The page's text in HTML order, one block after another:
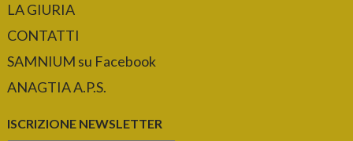
LA GIURIA
CONTATTI
SAMNIUM su Facebook
ANAGTIA A.P.S.
ISCRIZIONE NEWSLETTER